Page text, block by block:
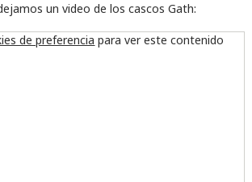
un video de los cascos Gath:
de preferencia para ver este contenido